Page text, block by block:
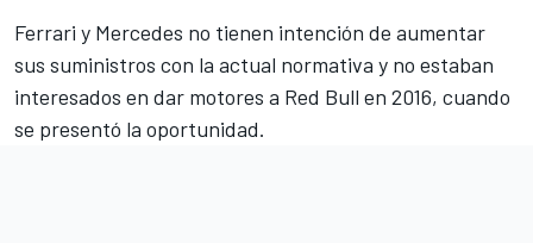
Ferrari y Mercedes no tienen intención de aumentar
sus suministros con la actual normativa y no estaban
interesados en dar motores a Red Bull en 2016, cuando
se presentó la oportunidad.